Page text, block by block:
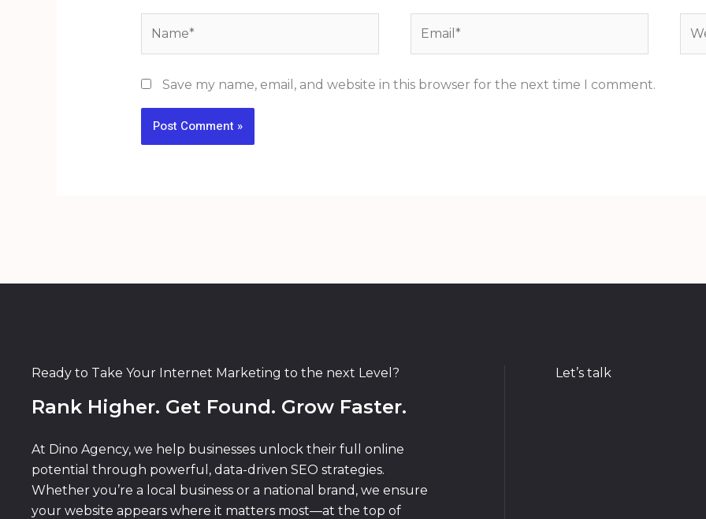
Save my name, email, and website in this browser for the next time I comment.
Ready to Take Your Internet Marketing to the next Level?
Rank Higher. Get Found. Grow Faster.
At Dino Agency, we help businesses unlock their full online
potential through powerful, data-driven SEO strategies.
Whether you’re a local business or a national brand, we ensure
your website appears where it matters most—at the top of
Let’s talk